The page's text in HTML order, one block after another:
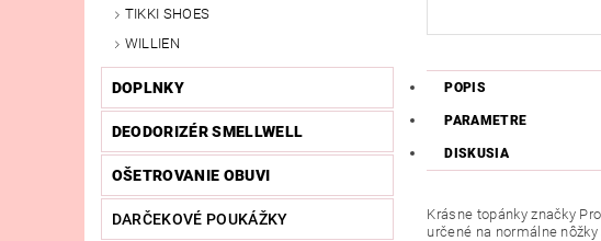
TIKKI SHOES
WILLIEN
DOPLNKY
DEODORIZÉR SMELLWELL
OŠETROVANIE OBUVI
DARČEKOVÉ POUKÁŽKY
POPIS
PARAMETRE
DISKUSIA
Krásne topánky značky
určené na normálne